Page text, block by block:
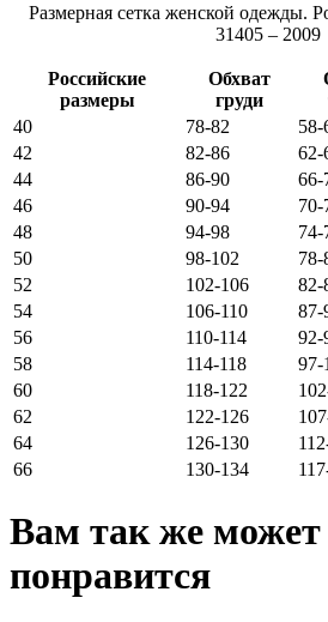
Размерная сетка женской одежды.
31405 – 2009
Российские
размеры
Обхват
груди
40
78-82 58-
42
82-86 62-
44
86-90 66-
46
90-94 70-
48
94-98 74-
50
98-102 78-
52
102-106 82-
54
106-110 87-
56
110-114 92-
58
114-118 97-
60
118-122
62
122-126
64
126-130
66
130-134
Вам так же может
понравится